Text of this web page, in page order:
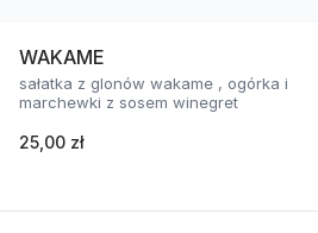
WAKAME
sałatka z glonów wakame , ogórka i
marchewki z sosem winegret
25,00 zł